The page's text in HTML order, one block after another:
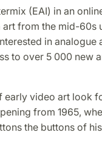
(EAI) in an
from the mid-60s
in analogue
to over 5 000 new
early video art look
from 1965,
the buttons of